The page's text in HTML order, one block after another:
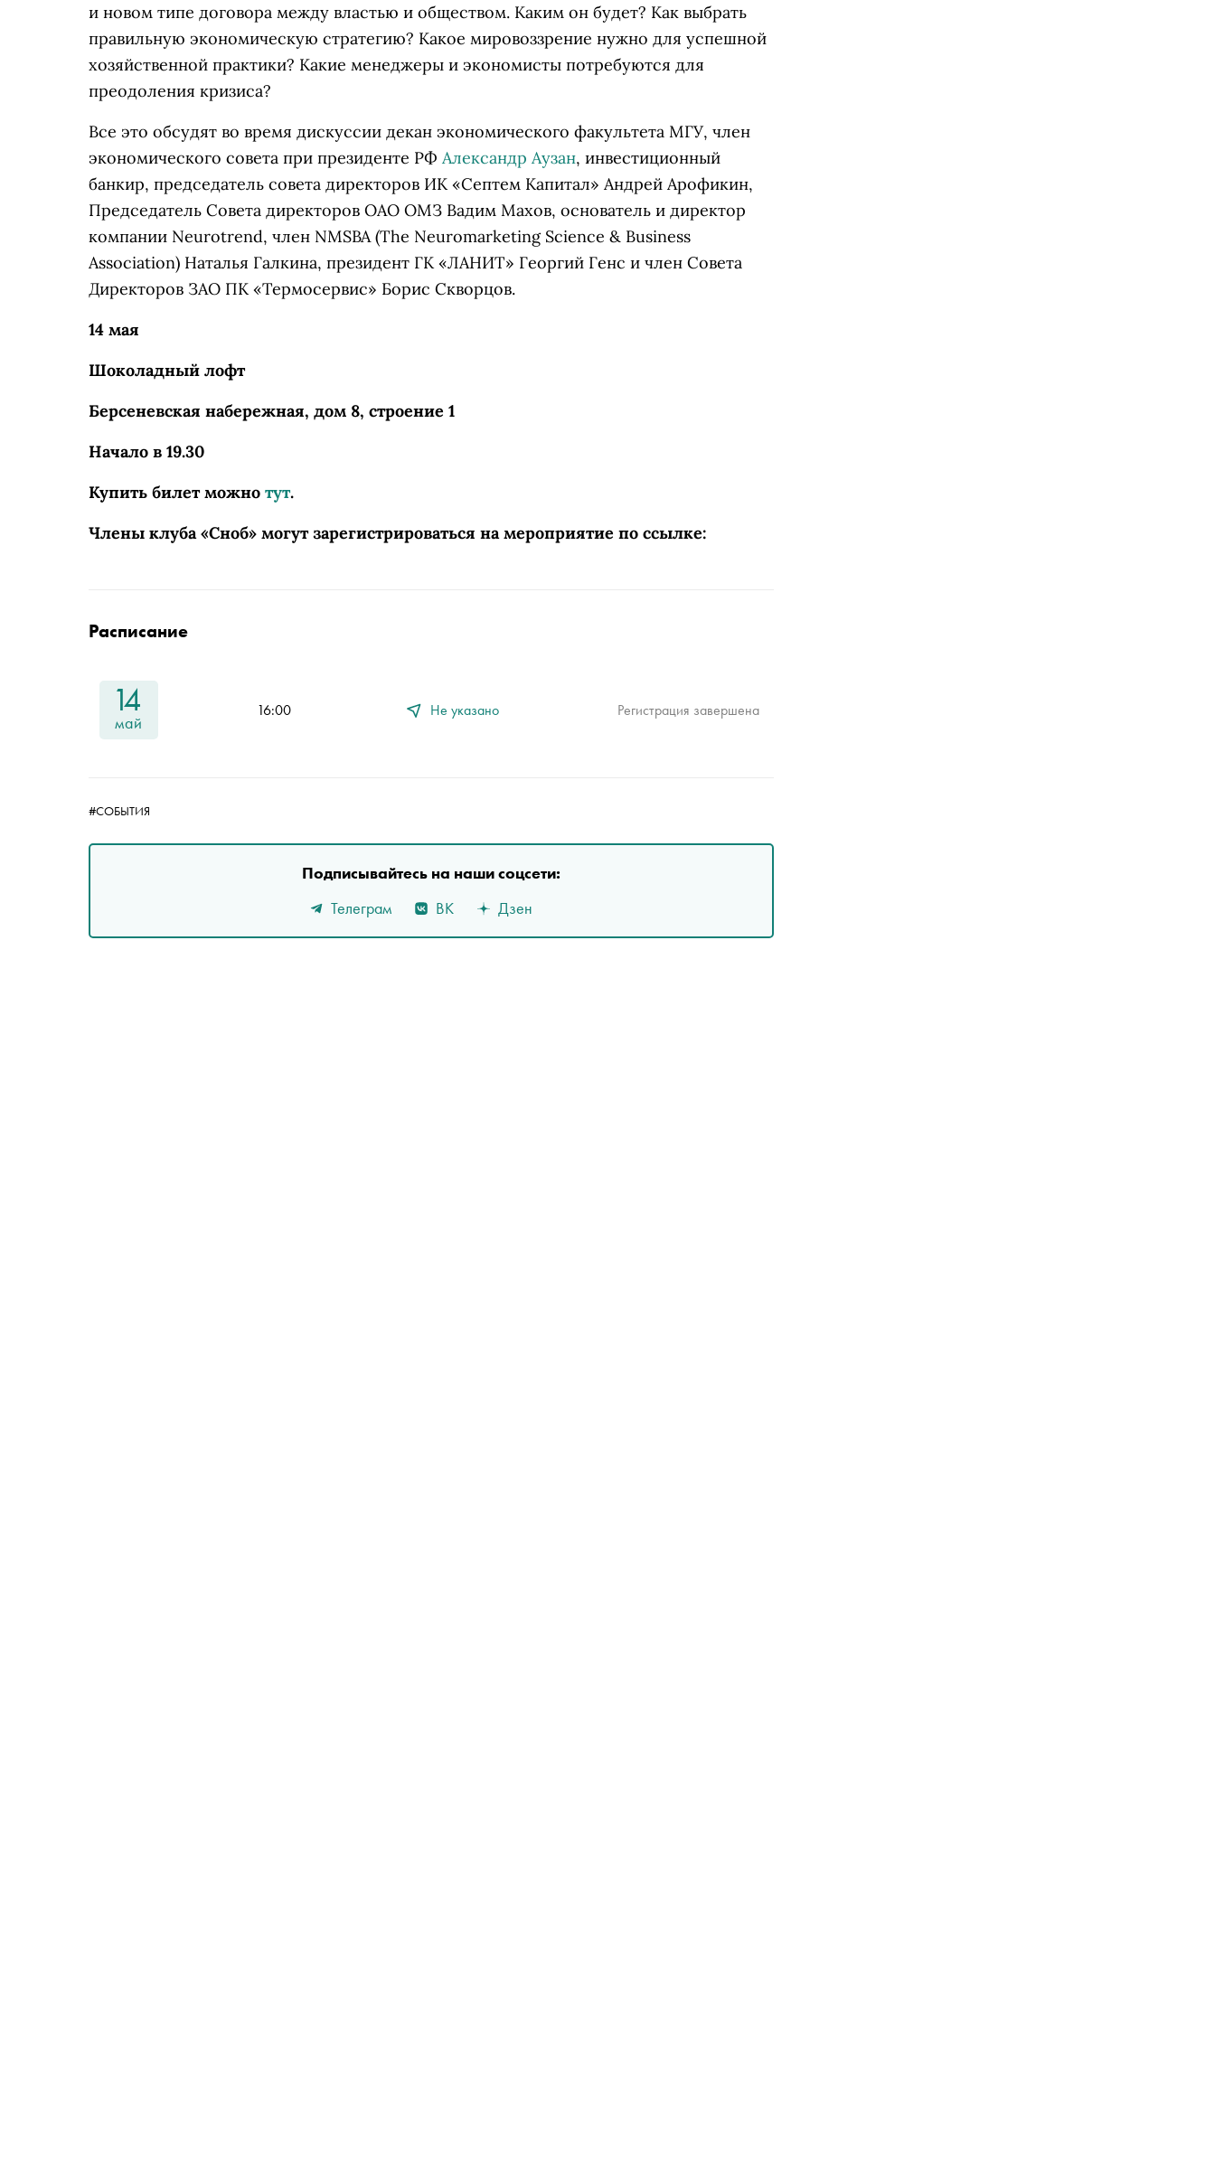
и новом типе договора между властью и обществом. Каким он будет? Как выбрать
правильную экономическую стратегию? Какое мировоззрение нужно для успешной
хозяйственной практики? Какие менеджеры и экономисты потребуются для
преодоления кризиса?
Все это обсудят во время дискуссии декан экономического факультета МГУ, член
экономического совета при президенте РФ Александр Аузан, инвестиционный
банкир, председатель совета директоров ИК «Септем Капитал» Андрей Арофикин,
Председатель Совета директоров ОАО ОМЗ Вадим Махов, основатель и директор
компании Neurotrend, член NMSBA (The Neuromarketing Science & Business
Association) Наталья Галкина, президент ГК «ЛАНИТ» Георгий Генс и член Совета
Директоров ЗАО ПК «Термосервис» Борис Скворцов.
14 мая
Шоколадный лофт
Берсеневская набережная, дом 8, строение 1
Начало в 19.30
Купить билет можно тут.
Члены клуба «Сноб» могут зарегистрироваться на мероприятие по ссылке:
Расписание
14
май
16:00 Не указано Регистрация завершена
#СОБЫТИЯ
Подписывайтесь на наши соцсети:
Телеграм
ВК Дзен